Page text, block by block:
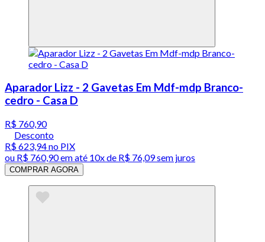
Aparador Lizz - 2 Gavetas Em Mdf-mdp Branco-
cedro - Casa D
R$ 760,90
Desconto
R$ 623,94no PIX
ou R$ 760,90em até 10x de R$ 76,09 sem juros
COMPRAR AGORA